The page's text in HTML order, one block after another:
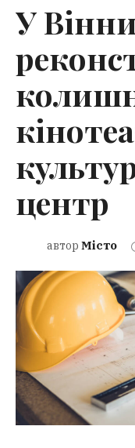
У
центр
автор Місто